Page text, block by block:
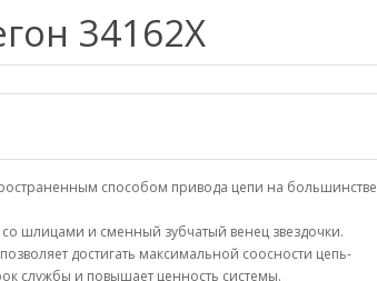
34162X
способом привода цепи на большинстве
со шлицами и сменный зубчатый венец звездочки.
достигать максимальной соосности цепь-
службы и повышает ценность системы.